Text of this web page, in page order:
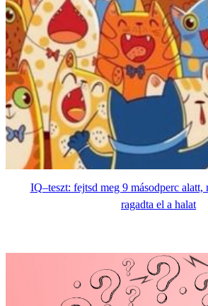
IQ–teszt: fejtsd meg 9 másodperc
ragadta el a halat